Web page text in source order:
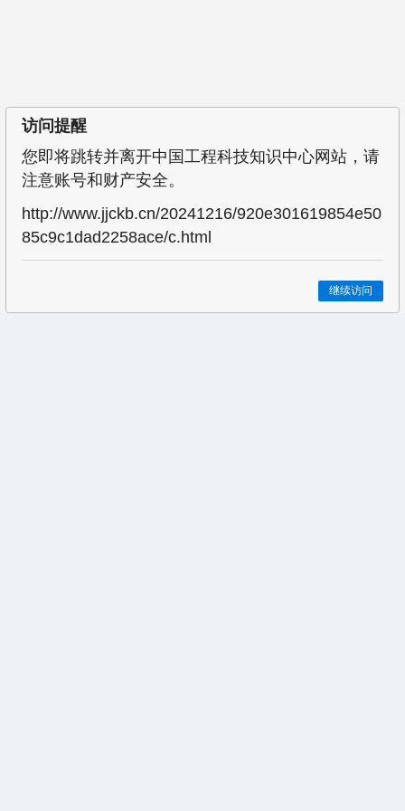
访问提醒
您即将跳转并离开中国工程科技知识中心网站，请
注意账号和财产安全。
http://www.jjckb.cn/20241216/920e301619854e50
85c9c1dad2258ace/c.html
继续访问